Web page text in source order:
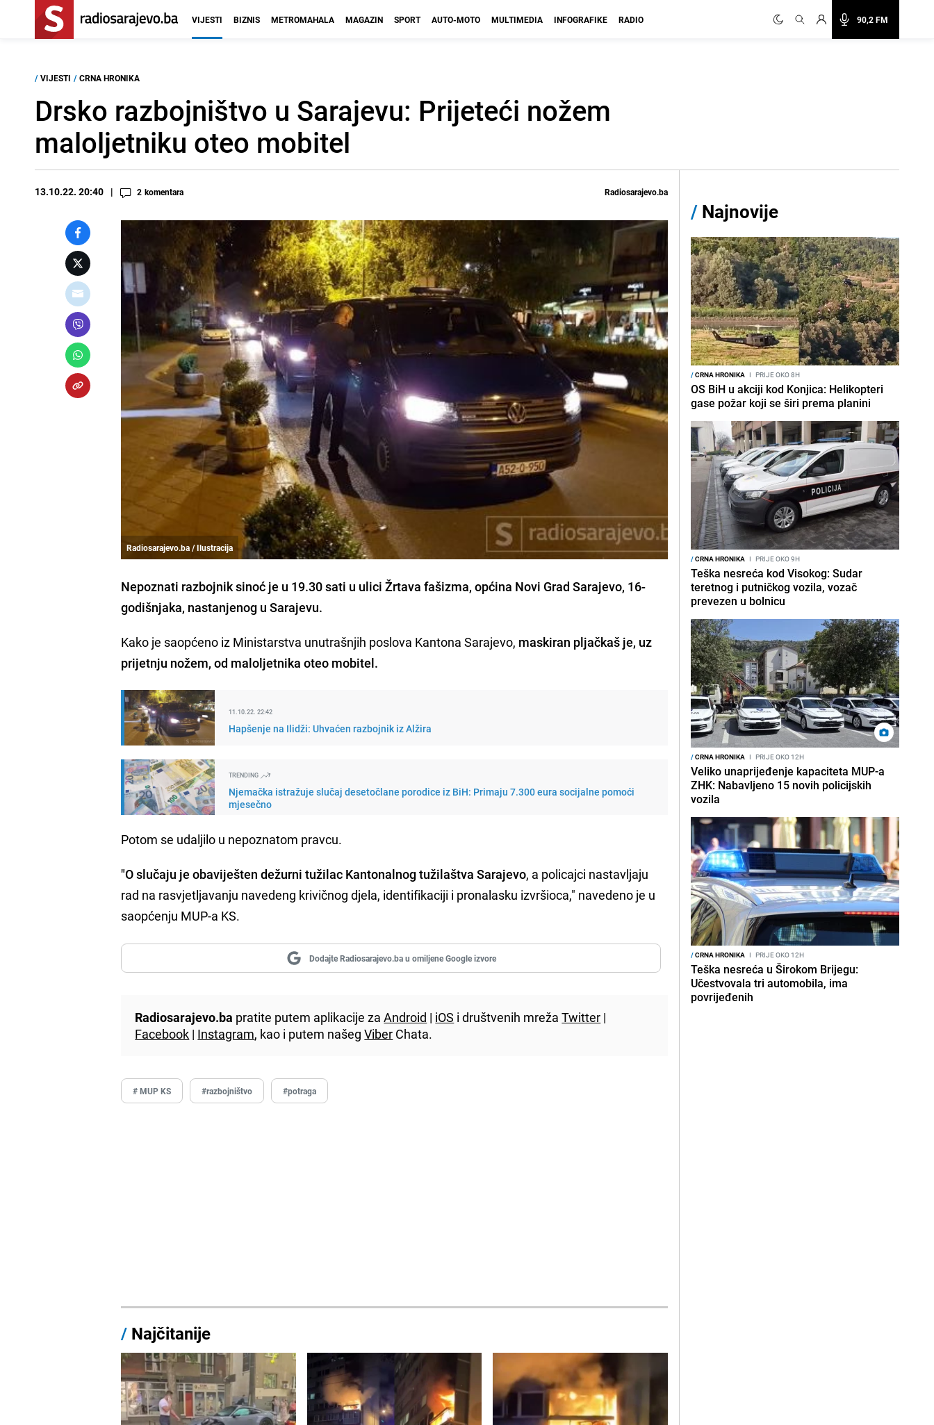
90,2 FM
VIJESTI BIZNIS METROMAHALA MAGAZIN SPORT AUTO-MOTO MULTIMEDIA INFOGRAFIKE RADIO
/ VIJESTI / CRNA HRONIKA
Drsko razbojništvo u Sarajevu: Prijeteći nožem
maloljetniku oteo mobitel
13.10.22. 20:40 2 komentara Radiosarajevo.ba
Radiosarajevo.ba / Ilustracija
Nepoznati razbojnik sinoć je u 19.30 sati u ulici Žrtava fašizma, općina Novi Grad Sarajevo, 16-
godišnjaka, nastanjenog u Sarajevu.
Kako je saopćeno iz Ministarstva unutrašnjih poslova Kantona Sarajevo, maskiran pljačkaš je, uz
prijetnju nožem, od maloljetnika oteo mobitel.
11.10.22. 22:42
Hapšenje na Ilidži: Uhvaćen razbojnik iz Alžira
TRENDING
Njemačka istražuje slučaj desetočlane porodice iz BiH: Primaju 7.300 eura socijalne pomoći
mjesečno
Potom se udaljilo u nepoznatom pravcu.
"O slučaju je obaviješten dežurni tužilac Kantonalnog tužilaštva Sarajevo, a policajci nastavljaju
rad na rasvjetljavanju navedeng krivičnog djela, identifikaciji i pronalasku izvršioca," navedeno je u
saopćenju MUP-a KS.
Dodajte Radiosarajevo.ba u omiljene Google izvore
Radiosarajevo.ba pratite putem aplikacije zaAndroid | iOS i društvenih mrežaTwitter |
Facebook | Instagram, kao i putem našegViber Chata.
# MUP KS #razbojništvo #potraga
/ Najčitanije
/ Najnovije
/CRNA HRONIKA I PRIJE OKO 8H
OS BiH u akciji kod Konjica: Helikopteri
gase požar koji se širi prema planini
/CRNA HRONIKA I PRIJE OKO 9H
Teška nesreća kod Visokog: Sudar
teretnog i putničkog vozila, vozač
prevezen u bolnicu
/CRNA HRONIKA I PRIJE OKO 12H
Veliko unaprijeđenje kapaciteta MUP-a
ZHK: Nabavljeno 15 novih policijskih
vozila
/CRNA HRONIKA I PRIJE OKO 12H
Teška nesreća u Širokom Brijegu:
Učestvovala tri automobila, ima
povrijeđenih